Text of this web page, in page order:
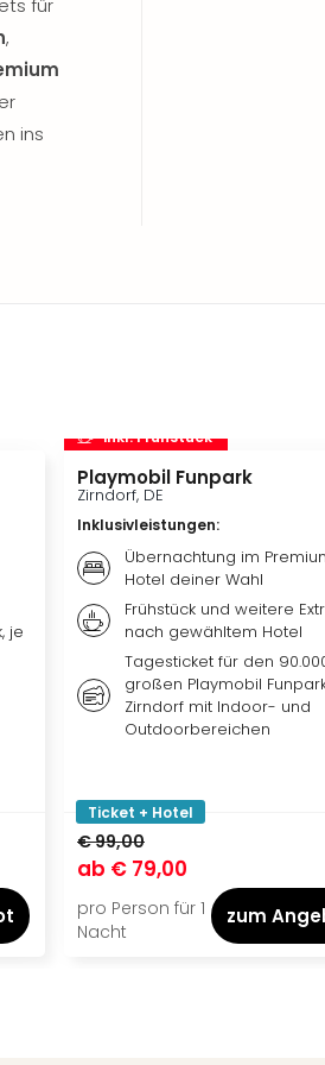
für
,
ins
je
inkl. Frühstück
Playmobil Funpark
Zirndorf, DE
Inklusivleistungen:
Übernachtung im
Hotel deiner Wahl
Frühstück und weitere
nach gewähltem Hotel
Tagesticket für den
großen Playmobil
Zirndorf mit Indoor- und
Outdoorbereichen
Ticket + Hotel
€ 99,00
ab € 79,00
pro Person für 1
Nacht
zum